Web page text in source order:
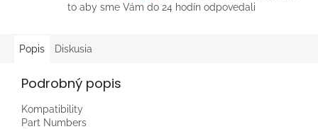
to aby sme Vám do 24 hodín odpovedali
Popis Diskusia
Podrobný popis
Kompatibility
Part Numbers